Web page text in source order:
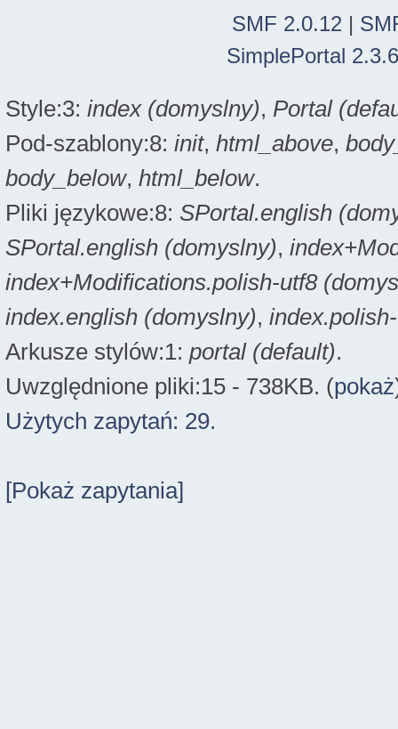
SMF 2.0.12 |
SimplePortal
Style:3: index (domyslny), Portal
Pod-szablony:8: init, html_above,
body_below, html_below.
Pliki językowe:8: SPortal.english
SPortal.english (domyslny),
index+Modifications.polish-utf8
index.english (domyslny),
Arkusze stylów:1: portal (default).
Uwzględnione pliki:15 - 738KB. (pokaż
Użytych zapytań: 29.
[Pokaż zapytania]